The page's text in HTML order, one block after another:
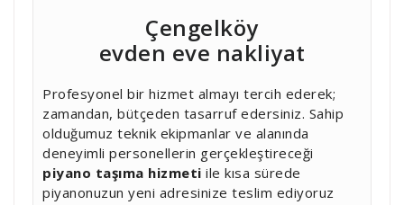
Çengelköy
evden eve nakliyat
Profesyonel bir hizmet almayı tercih ederek;
zamandan, bütçeden tasarruf edersiniz. Sahip
olduğumuz teknik ekipmanlar ve alanında
deneyimli personellerin gerçekleştireceği
piyano taşıma hizmeti ile kısa sürede
piyanonuzun yeni adresinize teslim ediyoruz